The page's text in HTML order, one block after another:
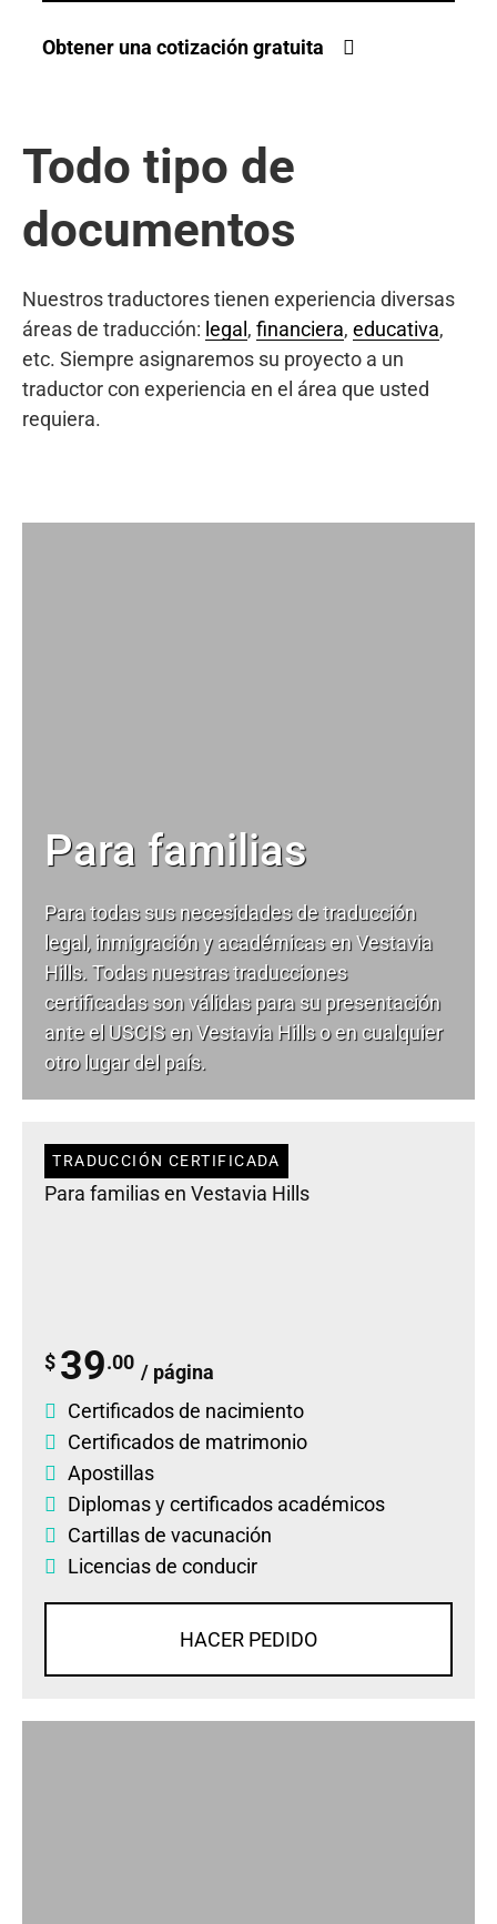
Obtener una cotización gratuita
Todo tipo de
documentos
Nuestros traductores tienen experiencia diversas
áreas de traducción: legal , financiera, educativa,
etc. Siempre asignaremos su proyecto a un
traductor con experiencia en el área que usted
requiera.
Para familias
Para todas sus necesidades detraducción
legal, inmigración y académicas en Vestavia
Hills. Todas nuestras traducciones
certificadas son válidas para su presentación
ante el USCIS en Vestavia Hills o en cualquier
otro lugar del país.
TRADUCCIÓN CERTIFICADA
Para familias en Vestavia Hills
$ 39.00 / página
Certificados de nacimiento
Certificados de matrimonio
Apostillas
Diplomasycertificados académicos
Cartillas de vacunación
Licencias de conducir
HACER PEDIDO